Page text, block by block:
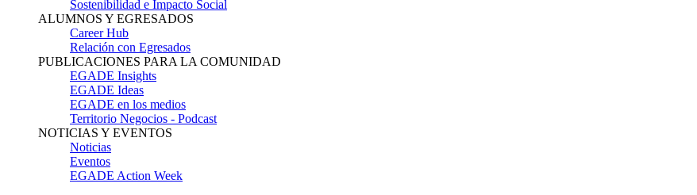
Sostenibilidad e Impacto Social
ALUMNOS Y EGRESADOS
Career Hub
Relación con Egresados
PUBLICACIONES PARA LA COMUNIDAD
EGADE Insights
EGADE Ideas
EGADE en los medios
Territorio Negocios - Podcast
NOTICIAS Y EVENTOS
Noticias
Eventos
EGADE Action Week